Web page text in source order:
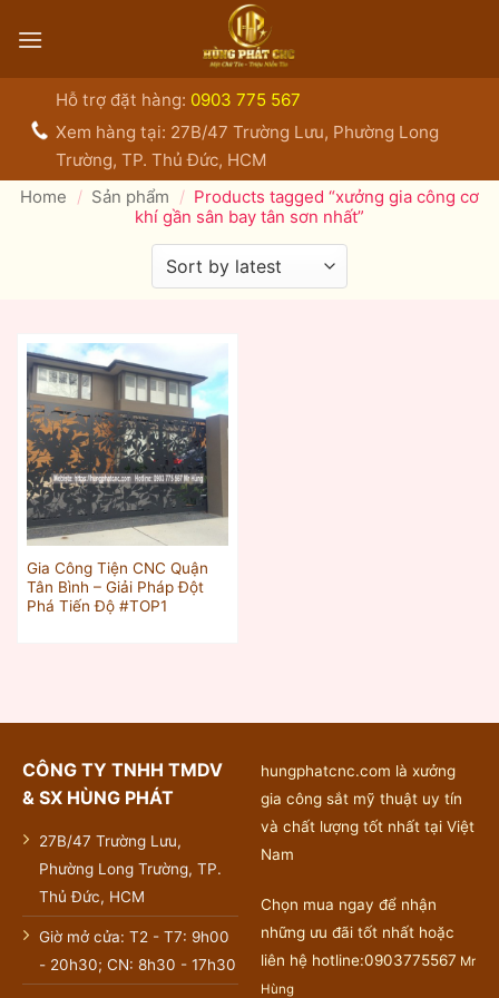
qua
Hỗ trợ đặt hàng: 0903 775 567
Xem hàng tại: 27B/47 Trường Lưu, Phường Long
Trường, TP. Thủ Đức, HCM
Home / Sản phẩm / Products tagged “xưởng gia công cơ
khí gần sân bay tân sơn nhất”
Gia Công Tiện CNC Quận
Tân Bình – Giải Pháp Đột
Phá Tiến Độ #TOP1
CÔNG TY TNHH TMDV
& SX HÙNG PHÁT
27B/47 Trường Lưu,
Phường Long Trường, TP.
Thủ Đức, HCM
Giờ mở cửa: T2 - T7: 9h00
- 20h30; CN: 8h30 - 17h30
hungphatcnc.com là xưởng
gia công sắt mỹ thuật uy tín
và chất lượng tốt nhất tại Việt
Nam
Chọn mua ngay để nhận
những ưu đãi tốt nhất hoặc
liên hệ hotline:0903775567 Mr
Hùng